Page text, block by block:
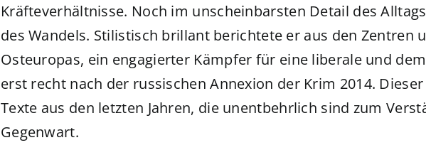
Kräfteverhältnisse. Noch im unscheinbarsten Detail des
des Wandels. Stilistisch brillant berichtete er aus den Zentren
Osteuropas, ein engagierter Kämpfer für eine liberale und
erst recht nach der russischen Annexion der Krim 2014.
Texte aus den letzten Jahren, die unentbehrlich sind zum
Gegenwart.